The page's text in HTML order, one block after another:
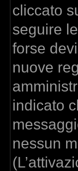
cliccato
seguire
forse
nuove
indicato
nessun